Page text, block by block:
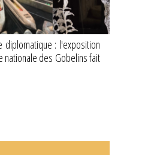
diplomatique : l'exposition
nationale des Gobelins fait